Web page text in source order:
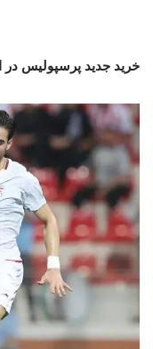
خرید جدید پرسپولیس در